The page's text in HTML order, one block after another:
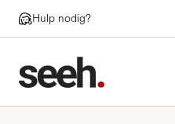
Hulp nodig?